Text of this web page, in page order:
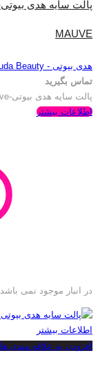
MAUVE
هدی بیوتی - Huda Beauty
تماس بگیرید
پالت سایه هدی بیوتی-Huda Beauty Obsessions Palette Mauve
اطلاعات بیشتر
در انبار موجود نمی باشد
اطلاعات بیشتر
افزودن به علاقه مندی ها